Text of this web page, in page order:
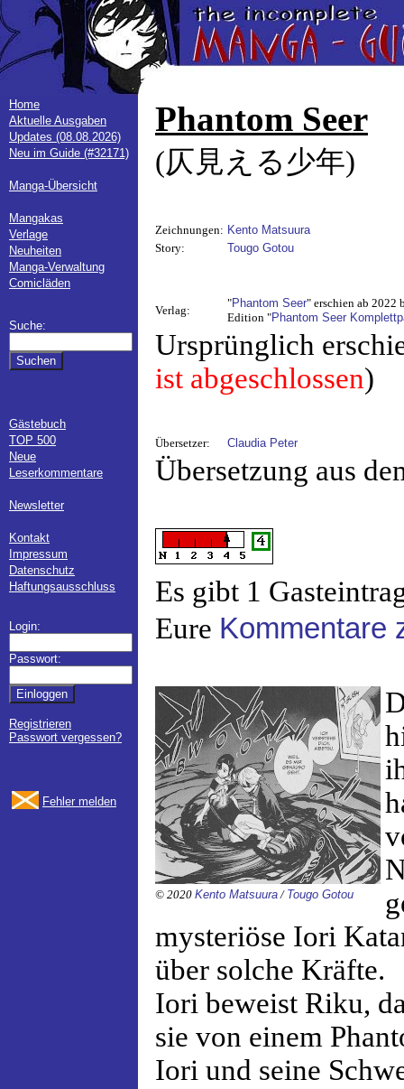
Home
Aktuelle Ausgaben
Updates (08.08.2026)
Neu im Guide (#32171)
Manga-Übersicht
Mangakas
Verlage
Neuheiten
Manga-Verwaltung
Comicläden
Suche:
Gästebuch
TOP 500
Neue
Leserkommentare
Newsletter
Kontakt
Impressum
Datenschutz
Haftungsausschluss
Login:
Passwort:
Registrieren
Passwort vergessen?
Fehler melden
Phantom Seer
(仄見える少年)
Zeichnungen: Kento Matsuura
Story:
Tougo Gotou
Verlag:
"Phantom Seer" erschien ab 2022
Edition "Phantom Seer
Ursprünglich
ist abgeschlossen)
Übersetzer: Claudia Peter
Übersetzung aus
Es gibt 1
Eure Kommentare
© 2020 Kento Matsuura/ Tougo Gotou
mysteriöse Iori
über solche Kräfte.
Iori beweist Riku,
sie von einem
Iori und seine